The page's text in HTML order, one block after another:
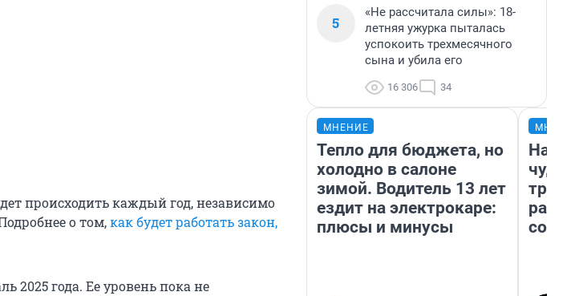
происходить каждый год, независимо
о том,как будет работать закон,
2025 года. Ее уровень пока не
5
«Не рассчитала силы»: 18-
летняя ужурка пыталась
успокоить трехмесячного
сына и убила его
16 306 34
МНЕНИЕ
Тепло для бюджета, но
холодно в салоне
зимой. Водитель 13 лет
ездит на электрокаре:
плюсы и минусы